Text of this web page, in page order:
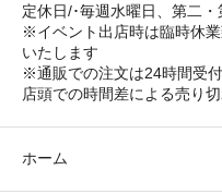
定休日/･毎週水曜日、第二・
※イベント出店時は臨時休
いたします
※通販での注文は24時間受
店頭での時間差による売り
ホーム